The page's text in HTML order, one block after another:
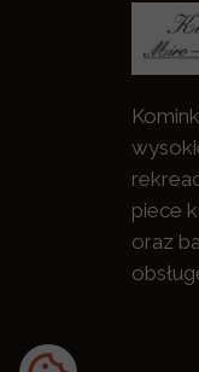
piece
oraz